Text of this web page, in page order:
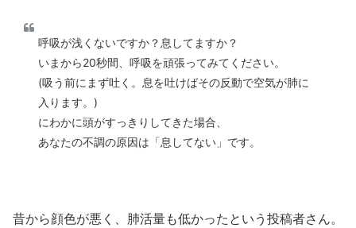
呼吸が浅くないですか？息してますか？
いまから20秒間、呼吸を頑張ってみてください。
(吸う前にまず吐く。息を吐けばその反動で空気が肺に
入ります。)
にわかに頭がすっきりしてきた場合、
あなたの不調の原因は「息してない」です。
昔から顔色が悪く、肺活量も低かったという投稿者さん。